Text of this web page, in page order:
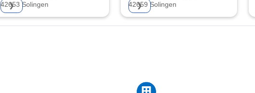
42653 Solingen
❯
42659 Solingen
❯